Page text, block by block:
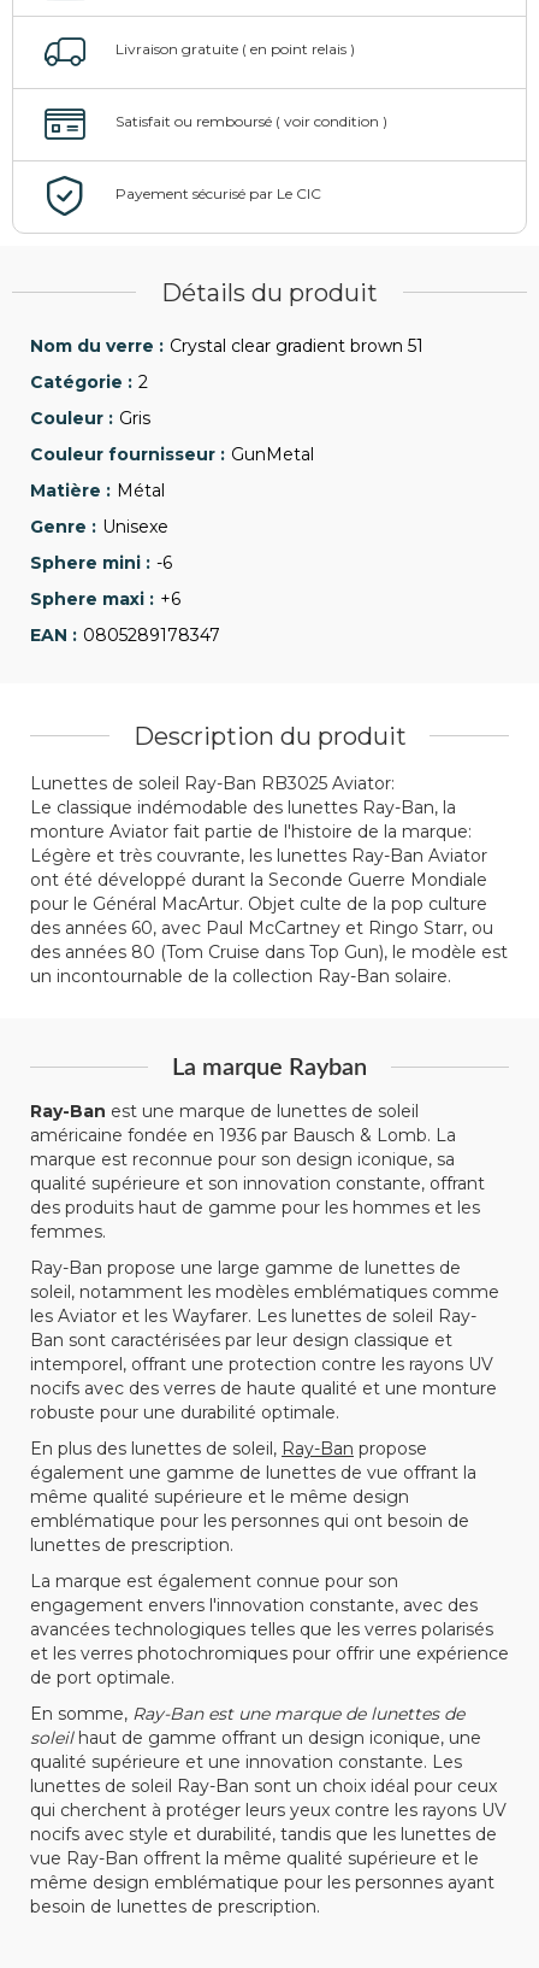
Détails du produit
Crystal clear gradient brown 51
2
Gris
GunMetal
Métal
Unisexe
-6
+6
0805289178347
Description du produit
Lunettes de soleil Ray-Ban RB3025 Aviator:
Le classique indémodable des lunettes Ray-Ban, la
monture Aviator fait partie de l'histoire de la marque:
Légère et très couvrante, les lunettes Ray-Ban Aviator
ont été développé durant la Seconde Guerre Mondiale
pour le Général MacArtur. Objet culte de la pop culture
des années 60, avec Paul McCartney et Ringo Starr, ou
des années 80 (Tom Cruise dans Top Gun), le modèle est
un incontournable de la collection Ray-Ban solaire.
La marque Rayban
Ray-Ban est une marque de lunettes de soleil
américaine fondée en 1936 par Bausch & Lomb. La
marque est reconnue pour son design iconique, sa
qualité supérieure et son innovation constante, offrant
des produits haut de gamme pour les hommes et les
femmes.
Ray-Ban propose une large gamme de lunettes de
soleil, notamment les modèles emblématiques comme
les Aviator et les Wayfarer. Les lunettes de soleil Ray-
Ban sont caractérisées par leur design classique et
intemporel, offrant une protection contre les rayons UV
nocifs avec des verres de haute qualité et une monture
robuste pour une durabilité optimale.
En plus des lunettes de soleil, Ray-Ban propose
également une gamme de lunettes de vue offrant la
même qualité supérieure et le même design
emblématique pour les personnes qui ont besoin de
lunettes de prescription.
La marque est également connue pour son
engagement envers l'innovation constante, avec des
avancées technologiques telles que les verres polarisés
et les verres photochromiques pour offrir une expérience
de port optimale.
En somme, Ray-Ban est une marque de lunettes de
soleilhaut de gamme offrant un design iconique, une
qualité supérieure et une innovation constante. Les
lunettes de soleil Ray-Ban sont un choix idéal pour ceux
qui cherchent à protéger leurs yeux contre les rayons UV
nocifs avec style et durabilité, tandis que les lunettes de
vue Ray-Ban offrent la même qualité supérieure et le
même design emblématique pour les personnes ayant
besoin de lunettes de prescription.